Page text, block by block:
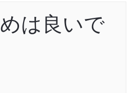
は良いで